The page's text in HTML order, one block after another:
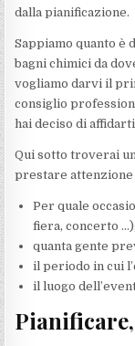
dalla pianificazione.
Sappiamo quanto è
bagni chimici da
vogliamo darvi il
consiglio
hai deciso di
Qui sotto troverai
prestare attenzione
Per quale
fiera, concerto …);
quanta gente
il periodo in cui
il luogo